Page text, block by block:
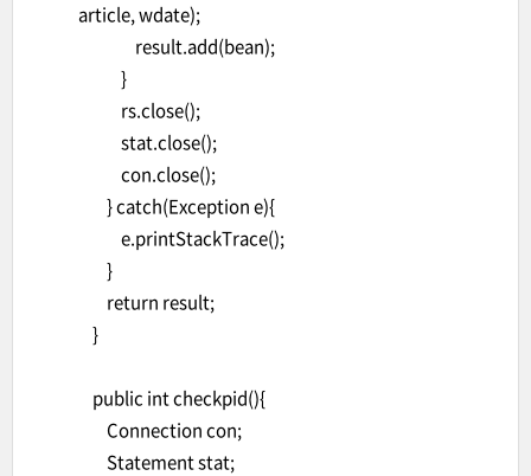
article, wdate);
result.add(bean);
}
rs.close();
stat.close();
con.close();
} catch(Exception e){
e.printStackTrace();
}
return result;
}
public int checkpid(){
Connection con;
Statement stat;